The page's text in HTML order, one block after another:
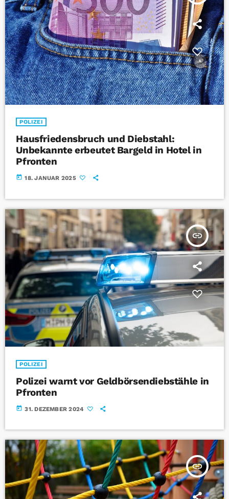
POLIZEI
Hausfriedensbruch und Diebstahl:
Unbekannte erbeutet Bargeld in Hotel in
Pfronten
today 18. JANUAR 2025
insert_link
POLIZEI
Polizei warnt vor Geldbörsendiebstähle in
Pfronten
today 31. DEZEMBER 2024
insert_link